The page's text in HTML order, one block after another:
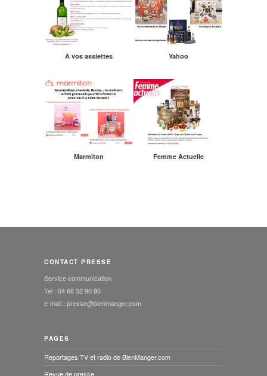
À vos assiettes Yahoo
Marmiton Femme Actuelle
CONTACT PRESSE
Service communication
Tel : 04 66 32 90 80
e-mail : presse@bienmanger.com
PAGES
Reportages TV et radio de BienManger.com
Revue de presse